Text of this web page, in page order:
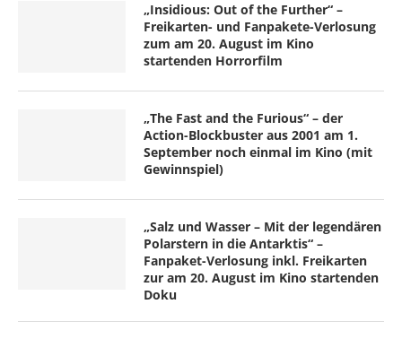
„Insidious: Out of the Further“ –
Freikarten- und Fanpakete-Verlosung
zum am 20. August im Kino
startenden Horrorfilm
„The Fast and the Furious“ – der
Action-Blockbuster aus 2001 am 1.
September noch einmal im Kino (mit
Gewinnspiel)
„Salz und Wasser – Mit der legendären
Polarstern in die Antarktis“ –
Fanpaket-Verlosung inkl. Freikarten
zur am 20. August im Kino startenden
Doku